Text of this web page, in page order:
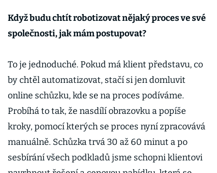
Když budu chtít robotizovat nějaký proces ve své
společnosti, jak mám postupovat?
To je jednoduché. Pokud má klient představu, co
by chtěl automatizovat, stačí si jen domluvit
online schůzku, kde se na proces podíváme.
Probíhá to tak, že nasdílí obrazovku a popíše
kroky, pomocí kterých se proces nyní zpracovává
manuálně. Schůzka trvá 30 až 60 minut a po
sesbírání všech podkladů jsme schopni klientovi